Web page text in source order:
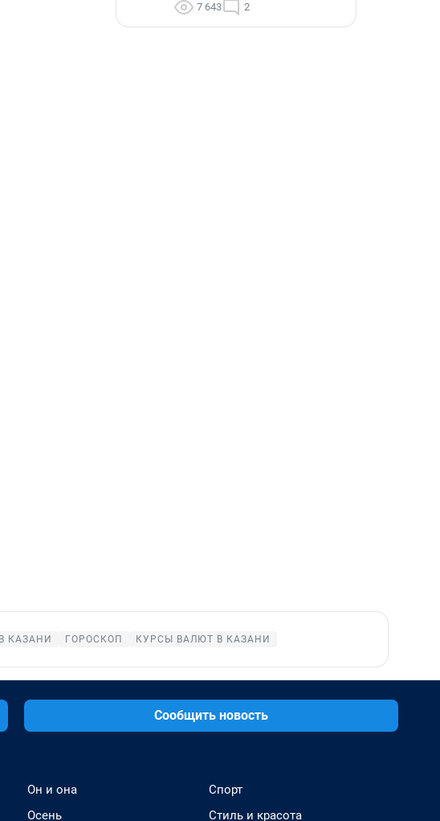
7 643 2
КАЗАНИ ГОРОСКОП КУРСЫ ВАЛЮТ В КАЗАНИ
Сообщить новость
Он и она
Осень
Спорт
Стиль и красота